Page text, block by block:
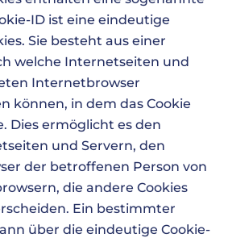
ID ist eine eindeutige
Sie besteht aus einer
welche Internetseiten und
Internetbrowser
können, in dem das Cookie
Dies ermöglicht es den
und Servern, den
der betroffenen Person von
die andere Cookies
Ein bestimmter
über die eindeutige Cookie-